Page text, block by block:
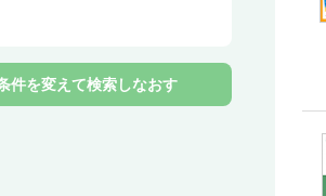
件を変えて検索しなおす